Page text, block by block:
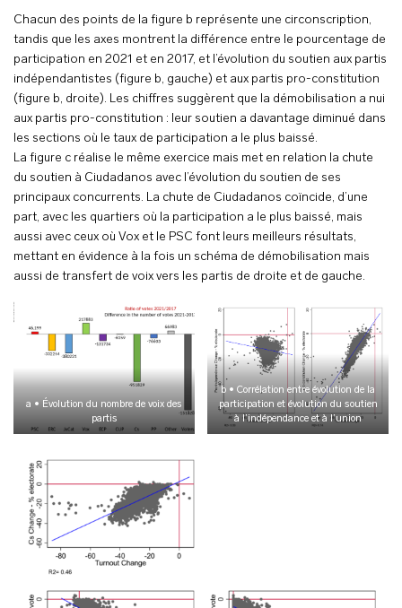
Chacun des points de la figure b représente une circonscription,
tandis que les axes montrent la différence entre le pourcentage de
participation en 2021 et en 2017, et l’évolution du soutien aux partis
indépendantistes (figure b, gauche) et aux partis pro-constitution
(figure b, droite). Les chiffres suggèrent que la démobilisation a nui
aux partis pro-constitution : leur soutien a davantage diminué dans
les sections où le taux de participation a le plus baissé.
La figure c réalise le même exercice mais met en relation la chute
du soutien à Ciudadanos avec l’évolution du soutien de ses
principaux concurrents. La chute de Ciudadanos coïncide, d’une
part, avec les quartiers où la participation a le plus baissé, mais
aussi avec ceux où Vox et le PSC font leurs meilleurs résultats,
mettant en évidence à la fois un schéma de démobilisation mais
aussi de transfert de voix vers les partis de droite et de gauche.
a • Évolution du nombre de voix des
partis
b • Corrélation entre évolution de la
participation et évolution du soutien
à l’indépendance et à l’union